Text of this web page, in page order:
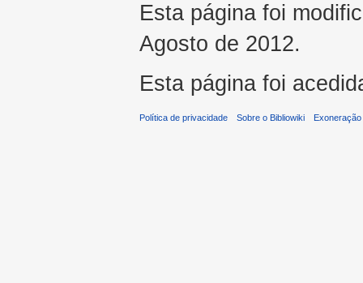
Esta página foi
Agosto de 2012.
Esta página foi
Política de privacidade Sobre o Bibliowiki